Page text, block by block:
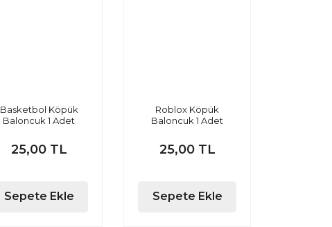
Basketbol Köpük
Baloncuk 1 Adet
25,00 TL
Sepete Ekle
Roblox Köpük
Baloncuk 1 Adet
25,00 TL
Sepete Ekle